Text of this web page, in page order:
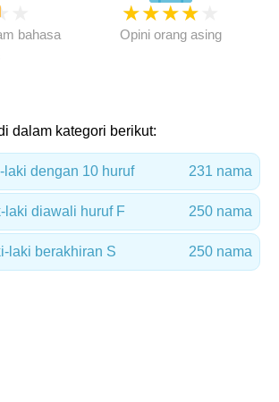
bahasa
★★★★
Opini orang asing
dalam kategori berikut:
laki dengan 10 huruf 231 nama
laki diawali huruf F 250 nama
laki berakhiran S 250 nama